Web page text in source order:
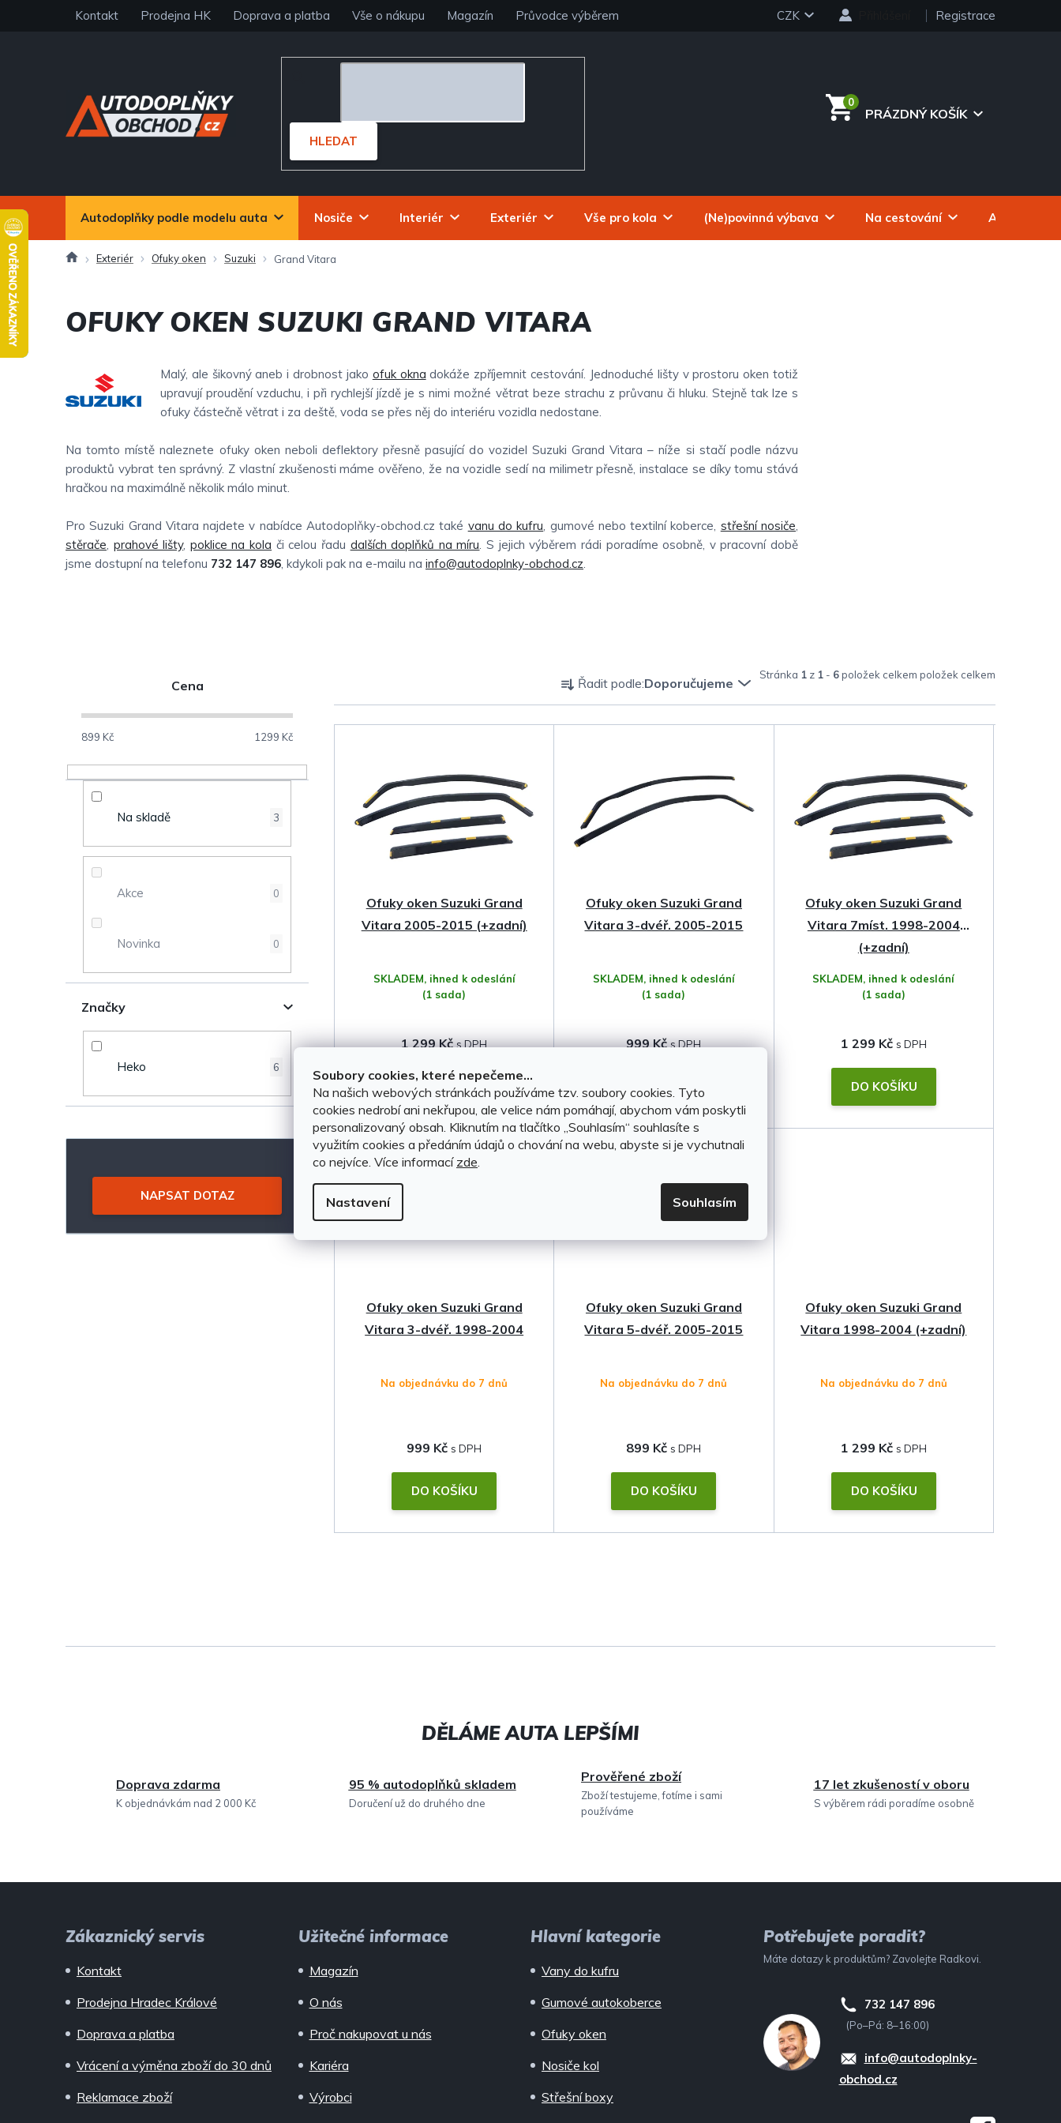
Soubory cookies, které nepečeme...
Na našich webových stránkách používáme tzv. soubory cookies. Tyto
cookies nedrobí ani nekřupou, ale velice nám pomáhají, abychom vám poskytli
personalizovaný obsah. Kliknutím na tlačítko ,,Souhlasím“ souhlasíte s
využitím cookies a předáním údajů o chování na webu, abyste si je vychutnali
co nejvíce. Více informací zde
Nastavení Souhlasím
Kontakt Prodejna HK Doprava a platba Vše o nákupu Magazín Průvodce výběrem CZK Registrace
HLEDAT
PRÁZDNÝ KOŠÍK
Autodoplňky podle modelu auta Nosiče Interiér Exteriér Vše pro kola (Ne)povinná výbava Na cestování
DomůExteriér Ofuky oken Suzuki Grand Vitara
OFUKY OKEN SUZUKI GRAND VITARA
Malý, ale šikovný aneb i drobnost jako ofuk okna dokáže zpříjemnit cestování. Jednoduché lišty v prostoru oken totiž
upravují proudění vzduchu, i při rychlejší jízdě je s nimi možné větrat beze strachu z průvanu či hluku. Stejně tak lze s
ofuky částečně větrat i za deště, voda se přes něj do interiéru vozidla nedostane.
Na tomto místě naleznete ofuky oken neboli deflektory přesně pasující do vozidel Suzuki Grand Vitara – níže si stačí podle názvu
produktů vybrat ten správný. Z vlastní zkušenosti máme ověřeno, že na vozidle sedí na milimetr přesně, instalace se díky tomu stává
hračkou na maximálně několik málo minut.
Pro Suzuki Grand Vitara najdete v nabídce Autodoplňky-obchod.cz také vanu do kufru, gumové nebo textilní koberce, střešní nosiče,
stěrače, prahové lišty, poklice na kola či celou řadu dalších doplňků na míru. S jejich výběrem rádi poradíme osobně, v pracovní době
jsme dostupní na telefonu 732 147 896, kdykoli pak na e-mailu na info@autodoplnky-obchod.cz.
t
p
l
Cena
899 Kč 1299 Kč
Na skladě 3
Akce 0
Novinka 0
Značky
Heko 6
NAPSAT DOTAZ
Stránka 1 z 1 - 6položek celkem
Ř
a
t
ů
Řadit podle:Doporučujeme
d
u
k
t
ů
Ofuky oken Suzuki Grand
Vitara 2005-2015 (+zadní)
SKLADEM, ihned k odeslání
(1 sada)
1 299 Kč
DO KOŠÍKU
Ofuky oken Suzuki Grand
Vitara 3-dvéř. 2005-2015
SKLADEM, ihned k odeslání
(1 sada)
999 Kč
DO KOŠÍKU
Ofuky oken Suzuki Grand
Vitara 7míst. 1998-2004
(+zadní)
SKLADEM, ihned k odeslání
(1 sada)
1 299 Kč
DO KOŠÍKU
Ofuky oken Suzuki Grand
Vitara 3-dvéř. 1998-2004
Na objednávku do 7 dnů
999 Kč
DO KOŠÍKU
Ofuky oken Suzuki Grand
Vitara 5-dvéř. 2005-2015
Na objednávku do 7 dnů
899 Kč
DO KOŠÍKU
Ofuky oken Suzuki Grand
Vitara 1998-2004 (+zadní)
Na objednávku do 7 dnů
1 299 Kč
DO KOŠÍKU
á
p
k
Doprava zdarma
K objednávkám nad 2 000 Kč
95 % autodoplňků skladem
Doručení už do druhého dne
Prověřené zboží
Zboží testujeme, fotíme i sami
používáme
17 let zkušeností v oboru
S výběrem rádi poradíme osobně
Zákaznický servis
Kontakt
Prodejna Hradec Králové
Doprava a platba
Vrácení a výměna zboží do 30 dnů
Reklamace zboží
Užitečné informace
Magazín
O nás
Proč nakupovat u nás
Kariéra
Výrobci
Hlavní kategorie
Vany do kufru
Gumové autokoberce
Ofuky oken
Nosiče kol
Střešní boxy
Potřebujete poradit?
Máte dotazy k produktům? Zavolejte Radkovi.
732 147 896
(Po–Pá: 8–16:00)
info@autodoplnky-
obchod.cz